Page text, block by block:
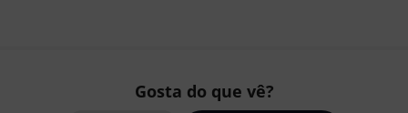
Gosta do que vê?